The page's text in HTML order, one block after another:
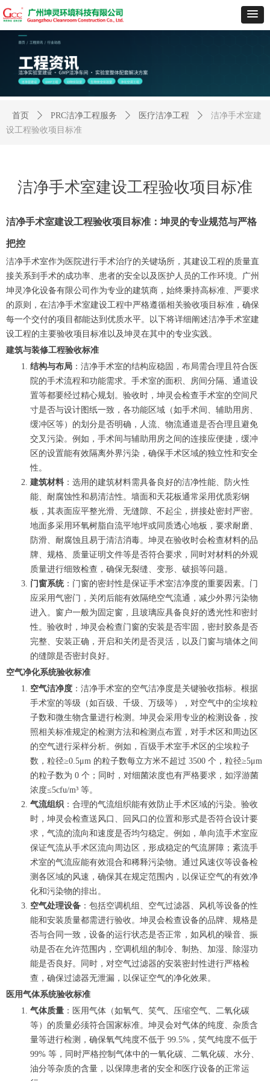
洁净手术室建设工程验收项目标准
洁净手术室建设工程验收项目标准：坤灵的专业规范与严格
把控
洁净手术室作为医院进行手术治疗的关键场所，其建设工程的质量直
接关系到手术的成功率、患者的安全以及医护人员的工作环境。广州
坤灵净化设备有限公司作为专业的建筑商，始终秉持高标准、严要求
的原则，在洁净手术室建设工程中严格遵循相关验收项目标准，确保
每一个交付的项目都能达到优质水平。以下将详细阐述洁净手术室建
设工程的主要验收项目标准以及坤灵在其中的专业实践。
建筑与装修工程验收标准
结构与布局 ：洁净手术室的结构应稳固，布局需合理且符合医
院的手术流程和功能需求。手术室的面积、房间分隔、通道设
置等都要经过精心规划。验收时，坤灵会检查手术室的空间尺
寸是否与设计图纸一致，各功能区域（如手术间、辅助用房、
缓冲区等）的划分是否明确，人流、物流通道是否合理且避免
交叉污染。例如，手术间与辅助用房之间的连接应便捷，缓冲
区的设置能有效隔离外界污染，确保手术区域的独立性和安全
性。
建筑材料 ：选用的建筑材料需具备良好的洁净性能、防火性
能、耐腐蚀性和易清洁性。墙面和天花板通常采用优质彩钢
板，其表面应平整光滑、无缝隙、不起尘，拼接处密封严密。
地面多采用环氧树脂自流平地坪或同质透心地板，要求耐磨、
防滑、耐腐蚀且易于清洁消毒。坤灵在验收时会检查材料的品
牌、规格、质量证明文件等是否符合要求，同时对材料的外观
质量进行细致检查，确保无裂缝、变形、破损等问题。
门窗系统：门窗的密封性是保证手术室洁净度的重要因素。门
应采用气密门，关闭后能有效隔绝空气流通，减少外界污染物
进入。窗户一般为固定窗，且玻璃应具备良好的透光性和密封
性。验收时，坤灵会检查门窗的安装是否牢固，密封胶条是否
完整、安装正确，开启和关闭是否灵活，以及门窗与墙体之间
的缝隙是否密封良好。
空气净化系统验收标准
空气洁净度 ：洁净手术室的空气洁净度是关键验收指标。根据
手术室的等级（如百级、千级、万级等），对空气中的尘埃粒
子数和微生物含量进行检测。坤灵会采用专业的检测设备，按
照相关标准规定的检测方法和检测点布置，对手术区和周边区
的空气进行采样分析。例如，百级手术室手术区的尘埃粒子
数，粒径≥0.5μm 的粒子数每立方米不超过 3500 个，粒径≥5μm
的粒子数为 0 个；同时，对细菌浓度也有严格要求，如浮游菌
浓度≤5cfu/m³ 等。
气流组织 ：合理的气流组织能有效防止手术区域的污染。验收
时，坤灵会检查送风口、回风口的位置和形式是否符合设计要
求，气流的流向和速度是否均匀稳定。例如，单向流手术室应
保证气流从手术区流向周边区，形成稳定的气流屏障；紊流手
术室的气流应能有效混合和稀释污染物。通过风速仪等设备检
测各区域的风速，确保其在规定范围内，以保证空气的有效净
化和污染物的排出。
空气处理设备 ：包括空调机组、空气过滤器、风机等设备的性
能和安装质量都需进行验收。坤灵会检查设备的品牌、规格是
否与合同一致，设备的运行状态是否正常，如风机的噪音、振
动是否在允许范围内，空调机组的制冷、制热、加湿、除湿功
能是否良好。同时，对空气过滤器的安装密封性进行严格检
查，确保过滤器无泄漏，以保证空气的净化效果。
医用气体系统验收标准
气体质量 ：医用气体（如氧气、笑气、压缩空气、二氧化碳
等）的质量必须符合国家标准。坤灵会对气体的纯度、杂质含
量等进行检测，确保氧气纯度不低于 99.5%，笑气纯度不低于
99% 等，同时严格控制气体中的一氧化碳、二氧化碳、水分、
油分等杂质的含量，以保障患者的安全和医疗设备的正常运
首页 ꄲ PRC洁净工程服务 ꄲ 医疗洁净工程 ꄲ
洁净手术室建
设工程验收项目标准